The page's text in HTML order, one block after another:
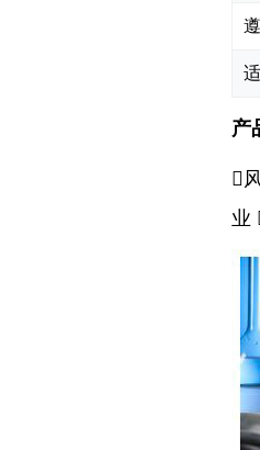
产

业